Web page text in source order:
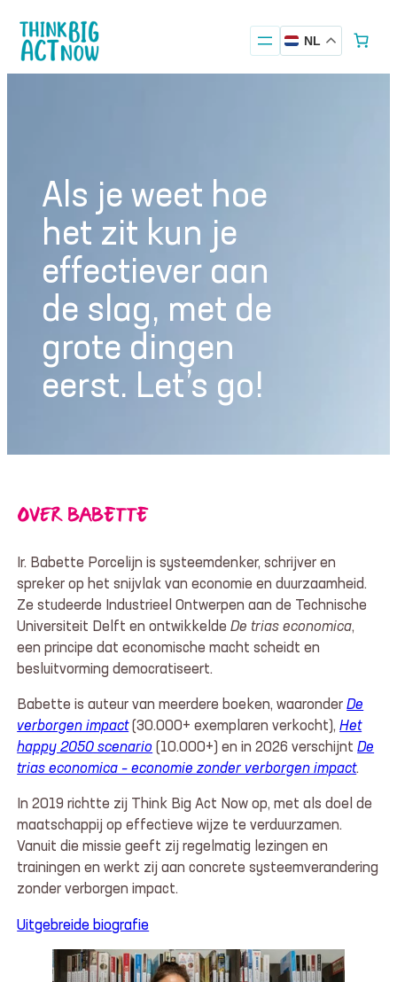
Ga
naar
de
NL
Als je weet hoe
het zit kun je
effectiever aan
de slag, met de
grote dingen
eerst. Let’s go!
OVER BABETTE
Ir. Babette Porcelijn is systeemdenker, schrijver en
spreker op het snijvlak van economie en duurzaamheid.
Ze studeerde Industrieel Ontwerpen aan de Technische
Universiteit Delft en ontwikkeldeDe trias economica,
een principe dat economische macht scheidt en
besluitvorming democratiseert.
Babette is auteur van meerdere boeken, waaronderDe
verborgen impact(30.000+ exemplaren verkocht),Het
happy 2050 scenario (10.000+) en in 2026 verschijntDe
trias economica – economie zonder verborgen impact.
In 2019 richtte zij Think Big Act Now op, met als doel de
maatschappij op effectieve wijze te verduurzamen.
Vanuit die missie geeft zij regelmatig lezingen en
trainingen en werkt zij aan concrete systeemverandering
zonder verborgen impact.
Uitgebreide biografie